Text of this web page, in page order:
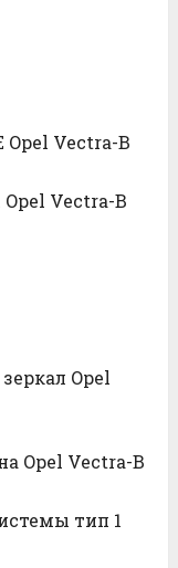
Opel Vectra-B
Opel Vectra-B
Opel
Opel Vectra-B
тип 1